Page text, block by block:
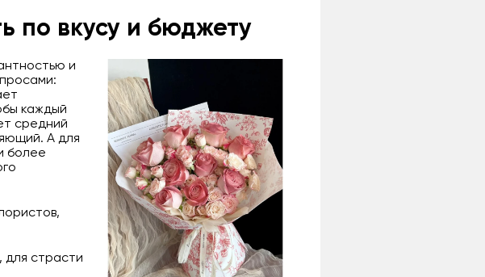
по вкусу и бюджету
и
каждый
средний
А для
более
для страсти